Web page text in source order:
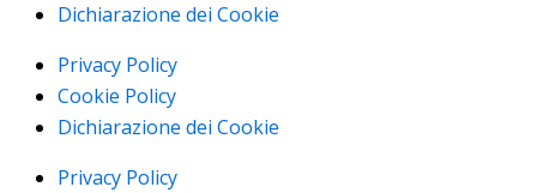
Dichiarazione dei Cookie
Privacy Policy
Cookie Policy
Dichiarazione dei Cookie
Privacy Policy